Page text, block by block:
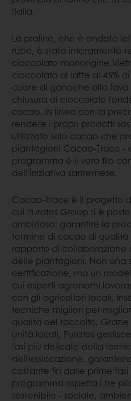
Italia.
La pralina, che è andata
ruba, è stata interamente
cioccolato monorigine
cioccolato al latte al 45%
cuore di ganache alla fava
chiusura di cioccolato
cacao. In linea con la
rendere i propri prodotti
utilizzato solo cacao che
piantagioni Cacao-Trace -
programma è il vero filo
dell'iniziativa sanremese.
Cacao-Trace è il progetto
cui Puratos Group si è
ambizioso: garantire la
termine di cacao di qualità
rapporto di collaborazione
delle piantagioni. Non una
certificazione, ma un
cui esperti agronomi
con gli agricoltori locali,
tecniche migliori per
qualità del raccolto.
unità locali, Puratos
fasi più delicate della
dell'essiccazione,
costante fin dalle prime
programma rispetta i tre
sostenibile - sociale,